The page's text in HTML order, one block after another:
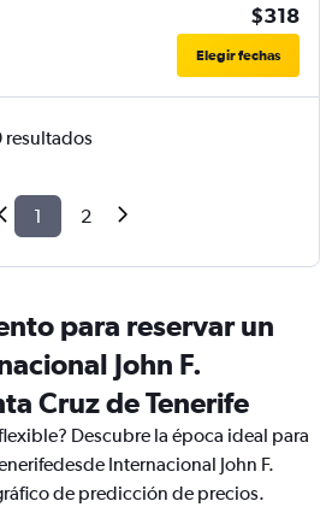
$318
Elegir fechas
resultados
1 2
para reservar un
John F.
Cruz de Tenerife
Descubre la época ideal para
Internacional John F.
de predicción de precios.